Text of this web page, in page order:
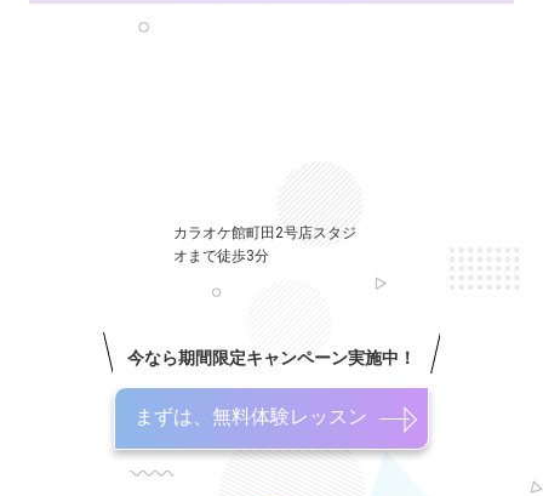
カラオケ館町田2号店スタジ
オまで徒歩3分
今なら期間限定キャンペーン実施中！
まずは、無料体験レッスン